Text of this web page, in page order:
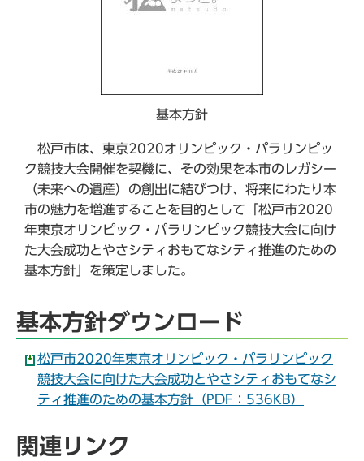
基本方針
松戸市は、東京2020オリンピック・パラリンピッ
ク競技大会開催を契機に、その効果を本市のレガシー
（未来への遺産）の創出に結びつけ、将来にわたり本
市の魅力を増進することを目的として「松戸市2020
年東京オリンピック・パラリンピック競技大会に向け
た大会成功とやさシティおもてなシティ推進のための
基本方針」を策定しました。
基本方針ダウンロード
松戸市2020年東京オリンピック・パラリンピック
競技大会に向けた大会成功とやさシティおもてなシ
ティ推進のための基本方針（PDF：536KB）
関連リンク